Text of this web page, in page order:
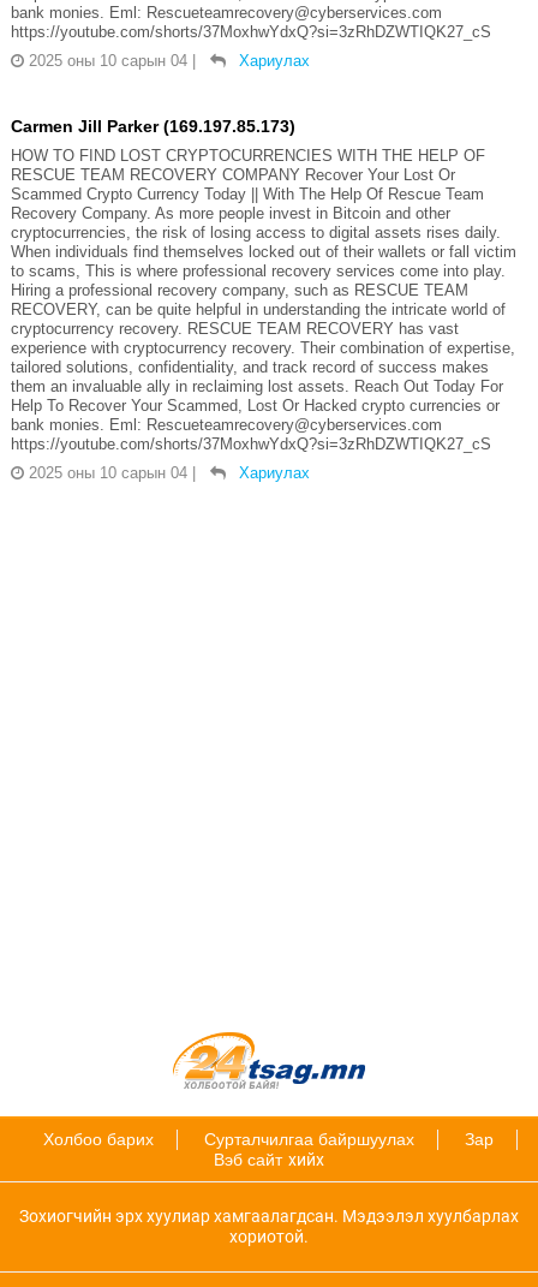
bank monies. Eml: Rescueteamrecovery@cyberservices.com
https://youtube.com/shorts/37MoxhwYdxQ?si=3zRhDZWTIQK27_cS
2025 оны 10 сарын 04
Хариулах
Carmen Jill Parker (169.197.85.173)
HOW TO FIND LOST CRYPTOCURRENCIES WITH THE HELP OF
RESCUE TEAM RECOVERY COMPANY Recover Your Lost Or
Scammed Crypto Currency Today || With The Help Of Rescue Team
Recovery Company. As more people invest in Bitcoin and other
cryptocurrencies, the risk of losing access to digital assets rises daily.
When individuals find themselves locked out of their wallets or fall victim
to scams, This is where professional recovery services come into play.
Hiring a professional recovery company, such as RESCUE TEAM
RECOVERY, can be quite helpful in understanding the intricate world of
cryptocurrency recovery. RESCUE TEAM RECOVERY has vast
experience with cryptocurrency recovery. Their combination of expertise,
tailored solutions, confidentiality, and track record of success makes
them an invaluable ally in reclaiming lost assets. Reach Out Today For
Help To Recover Your Scammed, Lost Or Hacked crypto currencies or
bank monies. Eml: Rescueteamrecovery@cyberservices.com
https://youtube.com/shorts/37MoxhwYdxQ?si=3zRhDZWTIQK27_cS
2025 оны 10 сарын 04
Хариулах
Холбоо барих Сурталчилгаа байршуулах
Зар
Вэб сайт хийх
Зохиогчийн эрх хуулиар хамгаалагдсан. Мэдээлэл хуулбарлах
хориотой.